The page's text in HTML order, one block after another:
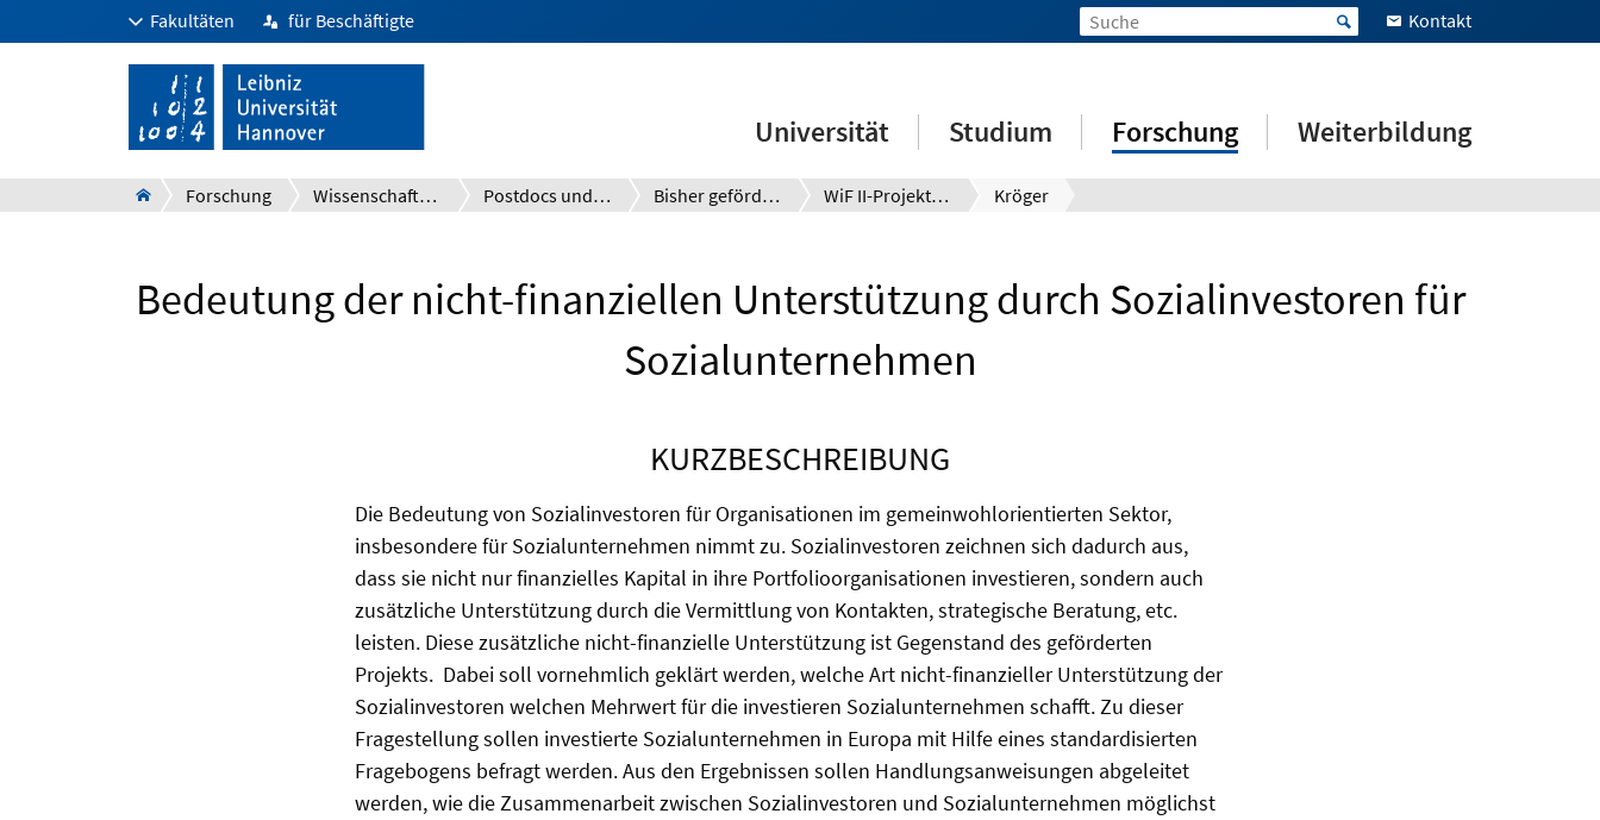
Fakultäten für Beschäftigte Kontakt
Universität Studium Forschung Weiterbildung
Forschung Wissenschaftlicher Nachwuchs Postdocs und Promovierte Bisher geförderte Projekte WiF II-Projekte 2015 Kröger
Bedeutung der nicht-finanziellen Unterstützung durch Sozialinvestoren für
Sozialunternehmen
KURZBESCHREIBUNG
Die Bedeutung von Sozialinvestoren für Organisationen im gemeinwohlorientierten Sektor,
insbesondere für Sozialunternehmen nimmt zu. Sozialinvestoren zeichnen sich dadurch aus,
dass sie nicht nur finanzielles Kapital in ihre Portfolioorganisationen investieren, sondern auch
zusätzliche Unterstützung durch die Vermittlung von Kontakten, strategische Beratung, etc.
leisten. Diese zusätzliche nicht-finanzielle Unterstützung ist Gegenstand des geförderten
Projekts. Dabei soll vornehmlich geklärt werden, welche Art nicht-finanzieller Unterstützung der
Sozialinvestoren welchen Mehrwert für die investieren Sozialunternehmen schafft. Zu dieser
Fragestellung sollen investierte Sozialunternehmen in Europa mit Hilfe eines standardisierten
Fragebogens befragt werden. Aus den Ergebnissen sollen Handlungsanweisungen abgeleitet
werden, wie die Zusammenarbeit zwischen Sozialinvestoren und Sozialunternehmen möglichst